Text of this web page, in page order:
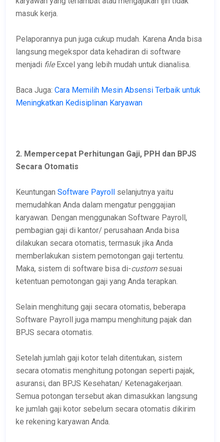
masuk kerja.
Pelaporannya pun juga cukup mudah. Karena Anda bisa
langsung megekspor data kehadiran di software
menjadi file Excel yang lebih mudah untuk dianalisa.
Baca Juga: Cara Memilih Mesin Absensi Terbaik untuk
Meningkatkan Kedisiplinan Karyawan
2. Mempercepat Perhitungan Gaji, PPH dan BPJS
Secara Otomatis
Keuntungan Software Payroll
selanjutnya yaitu
memudahkan Anda dalam mengatur penggajian
karyawan. Dengan menggunakan Software Payroll,
pembagian gaji di kantor/ perusahaan Anda bisa
dilakukan secara otomatis, termasuk jika Anda
memberlakukan sistem pemotongan gaji tertentu.
Maka, sistem di software bisa di-custom sesuai
ketentuan pemotongan gaji yang Anda terapkan.
Selain menghitung gaji secara otomatis, beberapa
Software Payroll juga mampu menghitung pajak dan
BPJS secara otomatis.
Setelah jumlah gaji kotor telah ditentukan, sistem
secara otomatis menghitung potongan seperti pajak,
asuransi, dan BPJS Kesehatan/ Ketenagakerjaan.
Semua potongan tersebut akan dimasukkan langsung
ke jumlah gaji kotor sebelum secara otomatis dikirim
ke rekening karyawan Anda.